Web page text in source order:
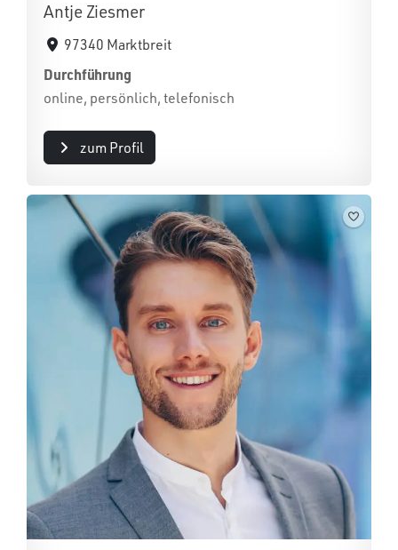
Antje Ziesmer
97340 Marktbreit
Durchführung
online, persönlich, telefonisch
zum Profil